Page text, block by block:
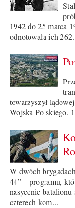
1942 do 25 marca
odnotowała ich
towarzyszył
Wojska Polskiego.
W dwóch
44” – programu,
nasycenie batalionu
czterech kom...